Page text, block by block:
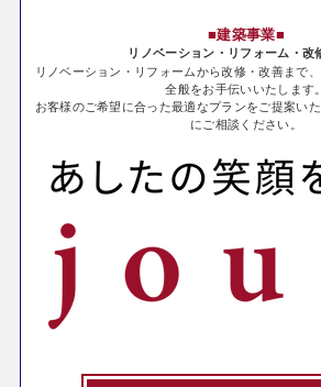
■建築事業■
リノベーション・リフォーム・改
リノベーション・リフォームから改修・改善まで
全般をお手伝いいたします。
お客様のご希望に合った最適なプランをご提案い
にご相談ください。